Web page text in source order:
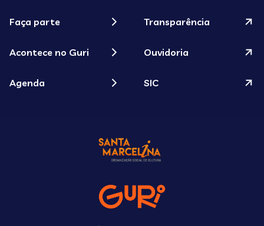
Faça parte
Acontece no Guri
Agenda
Transparência
Ouvidoria
SIC